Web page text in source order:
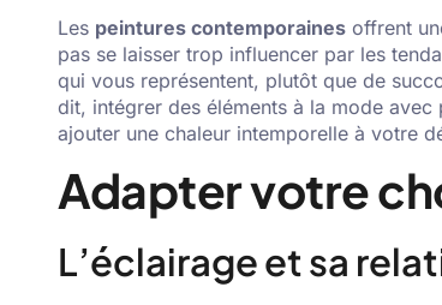
Les peintures contemporaines offrent
pas se laisser trop influencer par les
qui vous représentent, plutôt que de
dit, intégrer des éléments à la mode avec
ajouter une chaleur intemporelle à votre
Adapter votre
L’éclairage et sa